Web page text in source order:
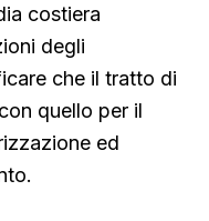
costiera
degli
che il tratto di
quello per il
ed